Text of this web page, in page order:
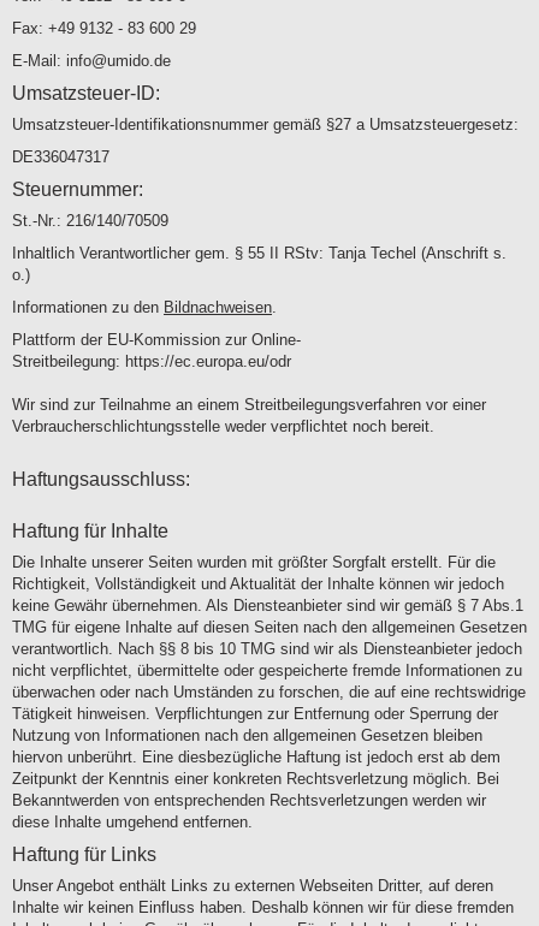
Fax: +49 9132 - 83 600 29
E-Mail: info@umido.de
Umsatzsteuer-ID:
Umsatzsteuer-Identifikationsnummer gemäß §27 a Umsatzsteuergesetz:
DE336047317
Steuernummer:
St.-Nr.: 216/140/70509
Inhaltlich Verantwortlicher gem. § 55 II RStv: Tanja Techel (Anschrift s.
o.)
Informationen zu den Bildnachweisen.
Plattform der EU-Kommission zur Online-
Streitbeilegung: https://ec.europa.eu/odr
Wir sind zur Teilnahme an einem Streitbeilegungsverfahren vor einer
Verbraucherschlichtungsstelle weder verpflichtet noch bereit.
Haftungsausschluss:
Haftung für Inhalte
Die Inhalte unserer Seiten wurden mit größter Sorgfalt erstellt. Für die
Richtigkeit, Vollständigkeit und Aktualität der Inhalte können wir jedoch
keine Gewähr übernehmen. Als Diensteanbieter sind wir gemäß § 7 Abs.1
TMG für eigene Inhalte auf diesen Seiten nach den allgemeinen Gesetzen
verantwortlich. Nach §§ 8 bis 10 TMG sind wir als Diensteanbieter jedoch
nicht verpflichtet, übermittelte oder gespeicherte fremde Informationen zu
überwachen oder nach Umständen zu forschen, die auf eine rechtswidrige
Tätigkeit hinweisen. Verpflichtungen zur Entfernung oder Sperrung der
Nutzung von Informationen nach den allgemeinen Gesetzen bleiben
hiervon unberührt. Eine diesbezügliche Haftung ist jedoch erst ab dem
Zeitpunkt der Kenntnis einer konkreten Rechtsverletzung möglich. Bei
Bekanntwerden von entsprechenden Rechtsverletzungen werden wir
diese Inhalte umgehend entfernen.
Haftung für Links
Unser Angebot enthält Links zu externen Webseiten Dritter, auf deren
Inhalte wir keinen Einfluss haben. Deshalb können wir für diese fremden